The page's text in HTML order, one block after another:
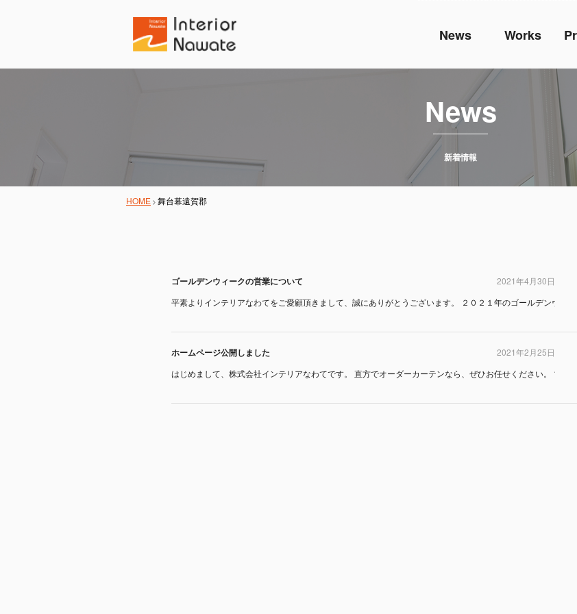
News Works
News
新着情報
HOME 舞台幕遠賀郡
ゴールデンウィークの営業について
2021年4月30日
平素よりインテリアなわてをご愛顧頂きまして、誠にありがとうございます。 ２０２１年のゴールデンウィ
ホームページ公開しました
2021年2月25日
はじめまして、株式会社インテリアなわてです。 直方でオーダーカーテンなら、ぜひお任せください。